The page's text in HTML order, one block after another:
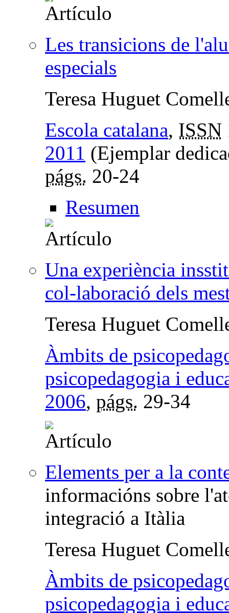
Les transicions de
especials
Teresa Huguet
Escola catalana, ISSN
2011 (Ejemplar
págs. 20-24
Resumen
Una experiència
col-laboració dels
Teresa Huguet
Àmbits de
psicopedagogia i
2006, págs. 29-34
Elements per a la
informacións sobre
integració a Itàlia
Teresa Huguet
Àmbits de
psicopedagogia i